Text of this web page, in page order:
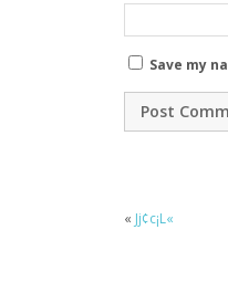
Save my
« Jj¢c¡L«